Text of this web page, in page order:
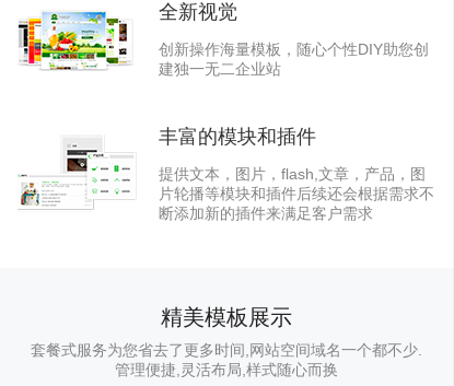
全新视觉
创新操作海量模板，随心个性DIY助您创
建独一无二企业站
丰富的模块和插件
提供文本，图片，flash,文章，产品，图
片轮播等模块和插件后续还会根据需求不
断添加新的插件来满足客户需求
精美模板展示
套餐式服务为您省去了更多时间,网站空间域名一个都不少.
管理便捷,灵活布局,样式随心而换